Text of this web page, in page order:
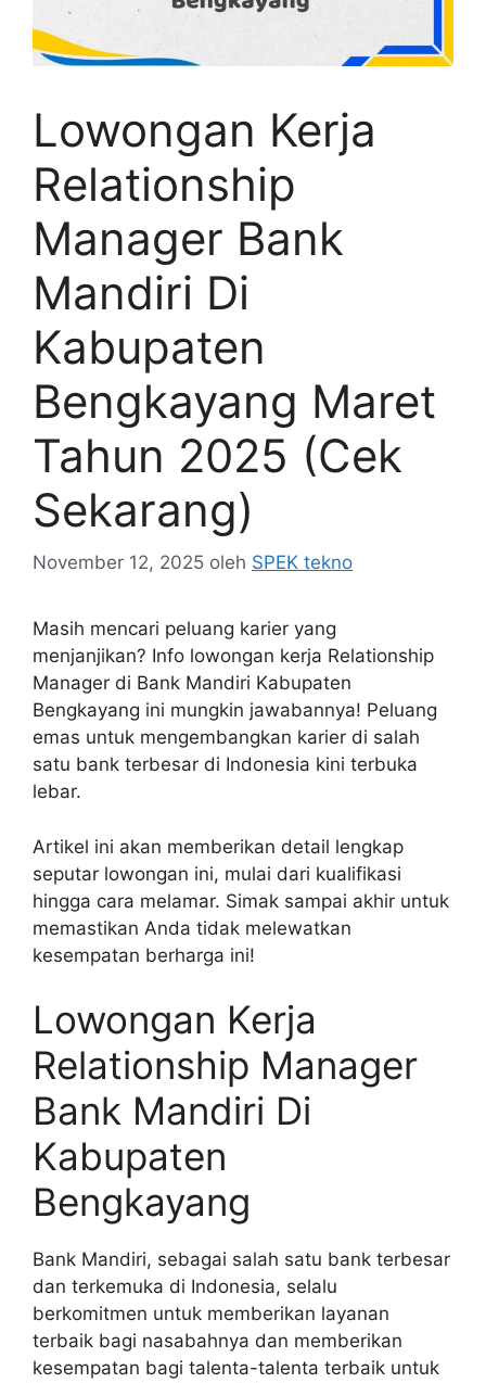
Lowongan Kerja
Relationship
Manager Bank
Mandiri Di
Kabupaten
Bengkayang Maret
Tahun 2025 (Cek
Sekarang)
November 12, 2025 oleh SPEK tekno
Masih mencari peluang karier yang
menjanjikan? Info lowongan kerja Relationship
Manager di Bank Mandiri Kabupaten
Bengkayang ini mungkin jawabannya! Peluang
emas untuk mengembangkan karier di salah
satu bank terbesar di Indonesia kini terbuka
lebar.
Artikel ini akan memberikan detail lengkap
seputar lowongan ini, mulai dari kualifikasi
hingga cara melamar. Simak sampai akhir untuk
memastikan Anda tidak melewatkan
kesempatan berharga ini!
Lowongan Kerja
Relationship Manager
Bank Mandiri Di
Kabupaten
Bengkayang
Bank Mandiri, sebagai salah satu bank terbesar
dan terkemuka di Indonesia, selalu
berkomitmen untuk memberikan layanan
terbaik bagi nasabahnya dan memberikan
kesempatan bagi talenta-talenta terbaik untuk